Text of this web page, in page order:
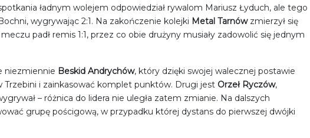
ładnym wolejem odpowiedział rywalom Mariusz Łyduch, ale tego
wygrywając 2:1. Na zakończenie kolejki Metal Tarnówzmierzył się
padł remis 1:1, przez co obie drużyny musiały zadowolić się jednym
niezmiennie Beskid Andrychów, który dzięki swojej walecznej postawie
Trzebini i zainkasować komplet punktów. Drugi jest Orzeł Ryczów,
– różnica do lidera nie uległa zatem zmianie. Na dalszych
grupę pościgową, w przypadku której dystans do pierwszej dwójki